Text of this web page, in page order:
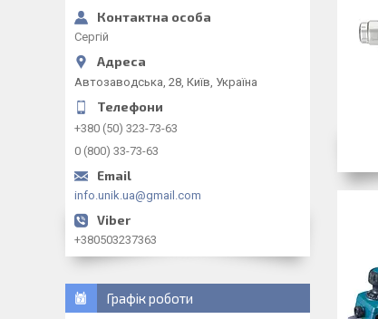
Сергій
Автозаводська, 28, Київ, Україна
+380 (50) 323-73-63
0 (800) 33-73-63
info.unik.ua@gmail.com
+380503237363
Графік роботи